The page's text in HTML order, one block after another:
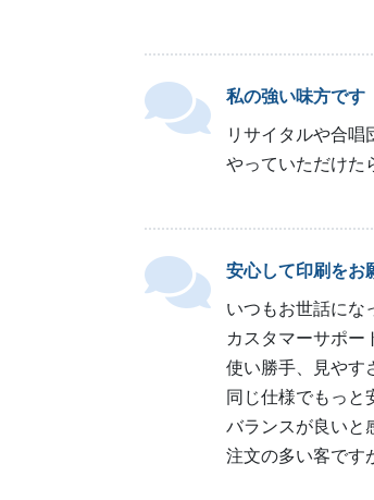
私の強い味方です
リサイタルや合
やっていただけた
安心して印刷をお
いつもお世話にな
カスタマーサポー
使い勝手、見やす
同じ仕様でもっ
バランスが良いと
注文の多い客です